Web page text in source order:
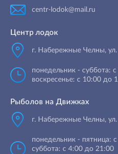
centr-lodok@mail.ru
Центр лодок
г. Набережные Челны,
понедельник - суббота:
воскресенье: с 10:00 до
Рыболов на Движках
г. Набережные Челны,
понедельник - пятница:
суббота: с 4:00 до 21:00